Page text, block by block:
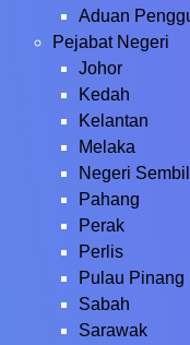
Aduan
Pejabat Negeri
Johor
Kedah
Kelantan
Melaka
Negeri
Pahang
Perak
Perlis
Pulau Pinang
Sabah
Sarawak